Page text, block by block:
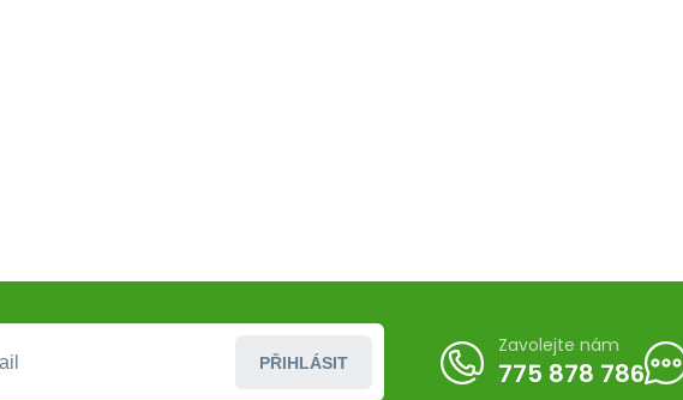
PŘIHLÁSIT
Zavolejte nám
775 878 786